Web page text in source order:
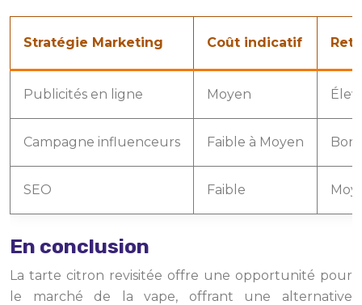
Stratégie Marketing Coût indicatif
Publicités en ligne Moyen
Campagne influenceurs Faible à Moyen Bon
SEO Faible
En conclusion
La tarte citron revisitée offre une opportunité pour
le marché de la vape, offrant une alternative